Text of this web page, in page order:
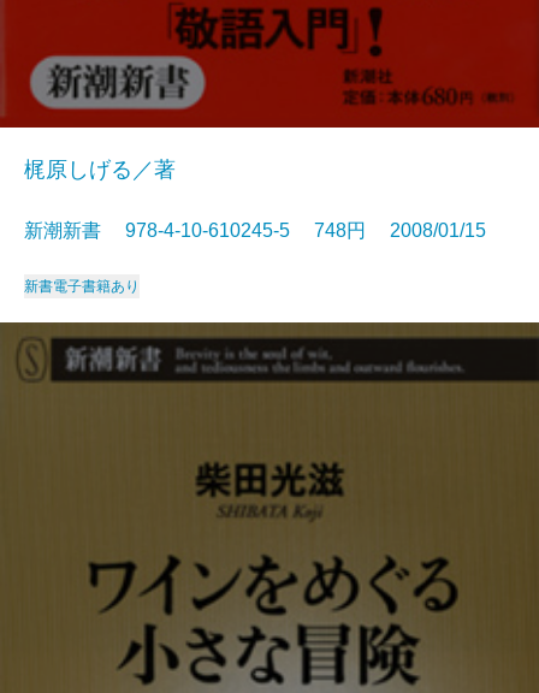
梶原しげる／著
新潮新書 978-4-10-610245-5 748円 2008/01/15
新書電子書籍あり